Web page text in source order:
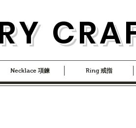
Necklace 項鍊 Ring 戒指